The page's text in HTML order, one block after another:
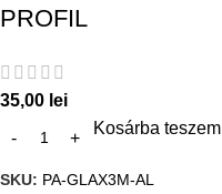
PROFIL
35,00 lei
Kosárba teszem
SKU: PA-GLAX3M-AL